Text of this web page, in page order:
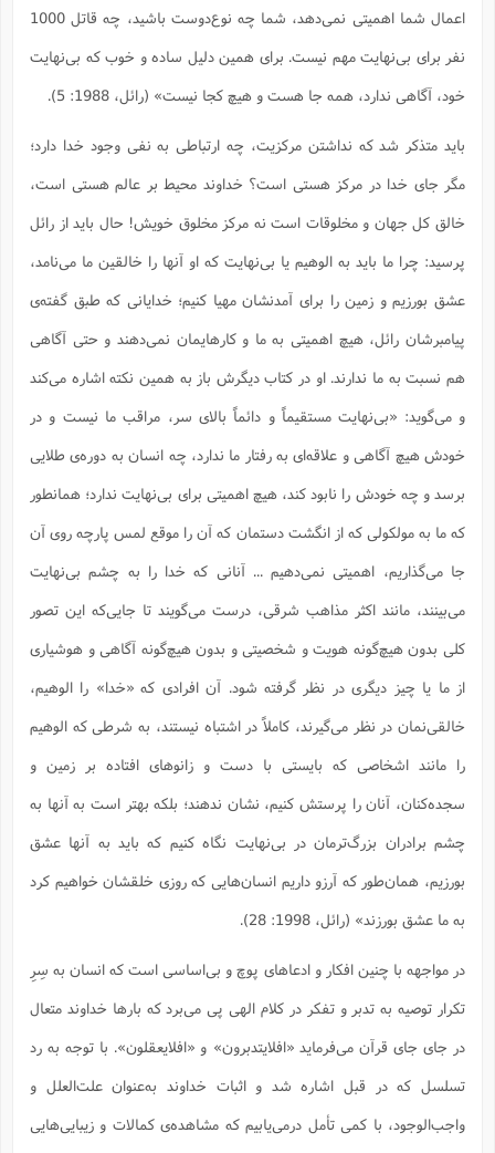
اعمال شما اهمیتی نمی‌دهد، شما چه نوع‌دوست باشید، چه قاتل 1000
نفر برای بی‌نهایت مهم نیست. برای همین دلیل ساده و خوب که بی‌نهایت
خود، آگاهی ندارد، همه جا هست و هیچ کجا نیست» (رائل، 1988: 5).
باید متذکر شد که نداشتن مرکزیت، چه ارتباطی به نفی وجود خدا دارد؛
مگر جای خدا در مرکز هستی است؟ خداوند محیط بر عالم هستی است،
خالق کل جهان و مخلوقات است نه مرکز مخلوق خویش! حال باید از رائل
پرسید: چرا ما باید به الوهیم یا بی‌نهایت که او آنها را خالقین ما می‌نامد،
عشق بورزیم و زمین را برای آمدنشان مهیا کنیم؛ خدایانی که طبق گفته‌ی
پیامبرشان رائل، هیچ اهمیتی به ما و کارهایمان نمی‌دهند و حتی آگاهی
هم نسبت به ما ندارند. او در کتاب دیگرش باز به همین نکته اشاره می‌کند
و می‌گوید: «بی‌نهایت مستقیماً و دائماً بالای سر، مراقب ما نیست و در
خودش هیچ آگاهی و علاقه‌ای به رفتار ما ندارد، چه انسان به دوره‌ی طلایی
برسد و چه خودش را نابود کند، هیچ اهمیتی برای بی‌نهایت ندارد؛ همانطور
که ما به مولکولی که از انگشت دستمان که آن را موقع لمس پارچه روی آن
جا می‌گذاریم، اهمیتی نمی‌دهیم ... آنانی که خدا را به چشم بی‌نهایت
می‌بینند، مانند اکثر مذاهب شرقی، درست می‌گویند تا جایی‌که این تصور
کلی بدون هیچ‌گونه هویت و شخصیتی و بدون هیچ‌گونه آگاهی و هوشیاری
از ما یا چیز دیگری در نظر گرفته شود. آن افرادی که «خدا» را الوهیم،
خالقی‌نمان در نظر می‌گیرند، کاملاً در اشتباه نیستند، به شرطی که الوهیم
را مانند اشخاصی که بایستی با دست و زانوهای افتاده بر زمین و
سجده‌کنان، آنان را پرستش کنیم، نشان ندهند؛ بلکه بهتر است به آنها به
چشم برادران بزرگ‌ترمان در بی‌نهایت نگاه کنیم که باید به آنها عشق
بورزیم، همان‌طور که آرزو داریم انسان‌هایی که روزی خلقشان خواهیم کرد
به ما عشق بورزند» (رائل، 1998: 28).
در مواجهه با چنین افکار و ادعاهای پوچ و بی‌اساسی است که انسان به سِرِ
تکرار توصیه به تدبر و تفکر در کلام الهی پی می‌برد که بارها خداوند متعال
در جای جای قرآن می‌فرماید «افلایتدبرون» و «افلایعقلون». با توجه به رد
تسلسل که در قبل اشاره شد و اثبات خداوند به‌عنوان علت‌العلل و
واجب‌الوجود، با کمی تأمل درمی‌یابیم که مشاهده‌ی کمالات و زیبایی‌هایی